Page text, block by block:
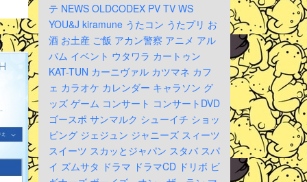
テ NEWS OLDCODEX PV TV WS
YOU&J kiramune うたコン うたプリ お
酒 お土産 ご飯 アカン警察 アニメ アル
バム イベント ウタワラ カートゥン
KAT-TUN カーニヴァル カツマネ カフ
ェ カラオケ カレンダー キャラソン グ
ッズ ゲーム コンサート コンサートDVD
ゴースポ サンマルク シューイチ ショッ
ピング ジェジュン ジャニーズ スィーツ
スイーツ スカッとジャパン スタバ スパ
イ ズムサタ ドラマ ドラマCD ドリボ ビ